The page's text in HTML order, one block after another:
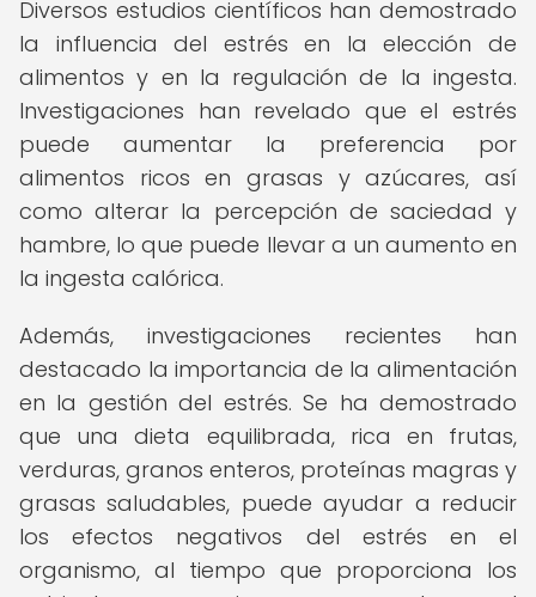
Diversos estudios científicos han demostrado
la influencia del estrés en la elección de
alimentos y en la regulación de la ingesta.
Investigaciones han revelado que el estrés
puede aumentar la preferencia por
alimentos ricos en grasas y azúcares, así
como alterar la percepción de saciedad y
hambre, lo que puede llevar a un aumento en
la ingesta calórica.
Además, investigaciones recientes han
destacado la importancia de la alimentación
en la gestión del estrés. Se ha demostrado
que una dieta equilibrada, rica en frutas,
verduras, granos enteros, proteínas magras y
grasas saludables, puede ayudar a reducir
los efectos negativos del estrés en el
organismo, al tiempo que proporciona los